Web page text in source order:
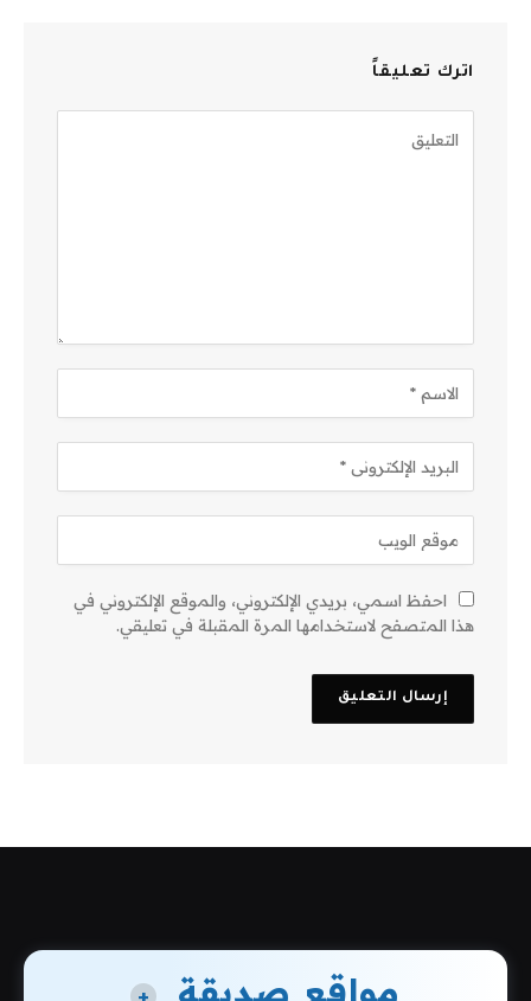
اترك تعليقاً
احفظ اسمي، بريدي الإلكتروني، والموقع الإلكتروني في
هذا المتصفح لاستخدامها المرة المقبلة في تعليقي.
مواقع صديقة +